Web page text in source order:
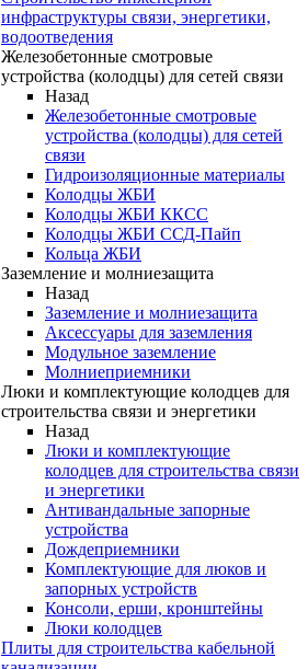
инфраструктуры связи, энергетики,
водоотведения
Железобетонные смотровые
устройства (колодцы) для сетей связи
Назад
Железобетонные смотровые
устройства (колодцы) для сетей
связи
Гидроизоляционные материалы
Колодцы ЖБИ
Колодцы ЖБИ ККСС
Колодцы ЖБИ ССД-Пайп
Кольца ЖБИ
Заземление и молниезащита
Назад
Заземление и молниезащита
Аксессуары для заземления
Модульное заземление
Молниеприемники
Люки и комплектующие колодцев для
строительства связи и энергетики
Назад
Люки и комплектующие
колодцев для строительства связи
и энергетики
Антивандальные запорные
устройства
Дождеприемники
Комплектующие для люков и
запорных устройств
Консоли, ерши, кронштейны
Люки колодцев
Плиты для строительства кабельной